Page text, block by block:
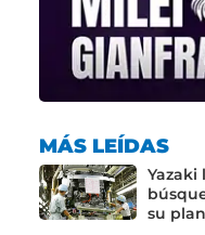
MÁS LEÍDAS
Yazaki
su